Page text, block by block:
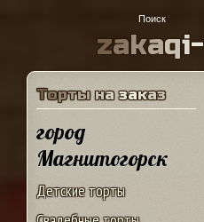
zakaqi-
Торты на заказ
город
Магнитогорск
Детские торты